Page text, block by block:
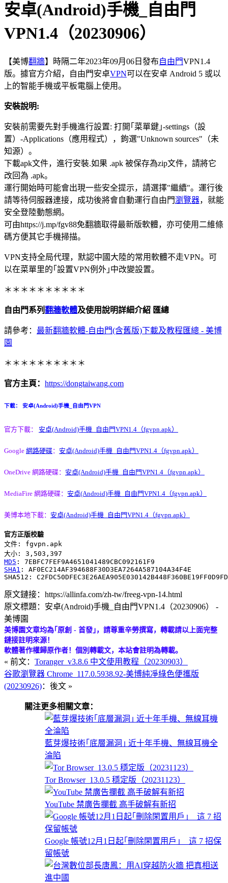
安卓(Android)手機_自由門
VPN1.4（20230906）
【美博翻牆】時隔二年2023年09月06日發布自由門VPN1.4
版。據官方介紹，自由門安卓VPN可以在安卓 Android 5 或以
上的智能手機或平板電腦上使用。
安裝說明:
安裝前需要先對手機進行設置: 打開｢菜單鍵｣-settings（設
置）-Applications（應用程式），鉤選"Unknown sources"（未
知源）。
下載apk文件，進行安裝.如果 .apk 被保存為zip文件，請將它
改回為 .apk。
運行開始時可能會出現一些安全提示，請選擇"繼續"。運行後
請等待伺服器連接，成功後將會自動運行自由門瀏覽器，就能
安全登陸動態網。
可由https://j.mp/fgv88免翻牆取得最新版軟體，亦可使用二維條
碼方便其它手機掃描。
VPN支持全局代理，默認中國大陸的常用軟體不走VPN。可
以在菜單里的｢設置VPN例外｣中改變設置。
＊＊＊＊＊＊＊＊＊＊
自由門系列翻牆軟體及使用說明詳細介紹 匯總
請參考： 最新翻牆軟體-自由門(含舊版)下載及教程匯總 - 美博
園
＊＊＊＊＊＊＊＊＊＊
官方主頁： https://dongtaiwang.com
下載： 安卓(Android)手機_自由門VPN
官方下載： 安卓(Android)手機_自由門VPN1.4（fgvpn.apk）
Google 網路硬碟： 安卓(Android)手機_自由門VPN1.4（fgvpn.apk）
OneDrive 網路硬碟： 安卓(Android)手機_自由門VPN1.4（fgvpn.apk）
MediaFire 網路硬碟： 安卓(Android)手機_自由門VPN1.4（fgvpn.apk）
美博本地下載： 安卓(Android)手機_自由門VPN1.4（fgvpn.apk）
官方正版校驗
文件: fgvpn.apk
MD5
SHA1 : AF0EC214AF394688F30D3EA7264A587104A34F4E
原文鏈接：https://allinfa.com/zh-tw/freeg-vpn-14.html
原文標題：安卓(Android)手機_自由門VPN1.4（20230906） -
美博園
美博園文章均為｢原創 - 首發｣，請尊重辛勞撰寫，轉載請以上面完整
鏈接註明來源！
軟體著作權歸原作者！個別轉載文，本站會註明為轉載。
« 前文： Toranger_v3.8.6 中文使用教程（20230903）
谷歌瀏覽器 Chrome_117.0.5938.92-美博純凈綠色便攜版
(20230926)：後文 »
關注更多相關文章：
藍芽爆技術｢底層漏洞｣ 近十年手機、無線耳機全
淪陷
Tor Browser_13.0.5 穩定版（20231123）
YouTube 禁廣告攔截 高手破解有新招
Google 帳號12月1日起｢刪除閑置用戶｣ 這 7 招保
留帳號